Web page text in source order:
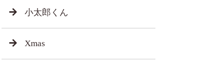
小太郎くん
Xmas